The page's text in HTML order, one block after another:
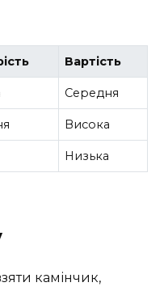
Вартість
Середня
Висока
Низька
камінчик,